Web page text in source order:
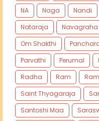
NA
Naga Nandi
Nataraja
Navagraha
Om Shakthi
Parvathi
Perumal
Radha
Ram
Saint Thyagaraja
Santoshi Maa